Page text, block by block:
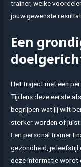
trainer, welke
jouw gewenste
Een
Het traject met een
Tijdens deze eerste
begrijpen wat jij wilt
sterker worden of juist
Een personal trainer
gezondheid, je leefstijl
deze informatie wordt